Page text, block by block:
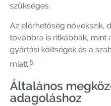
szükséges.
Az elérhetőség növekszik,
továbbra is ritkábbak, mint
gyártási költségek és a
miatt.5
Általános
adagoláshoz